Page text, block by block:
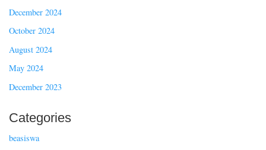
December 2024
October 2024
August 2024
May 2024
December 2023
Categories
beasiswa